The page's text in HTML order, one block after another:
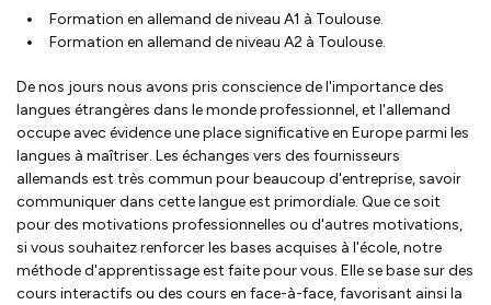
Formation en allemand de niveau A1 à Toulouse.
Formation en allemand de niveau A2 à Toulouse.
De nos jours nous avons pris conscience de l'importance des
langues étrangères dans le monde professionnel, et l'allemand
occupe avec évidence une place significative en Europe parmi les
langues à maîtriser. Les échanges vers des fournisseurs
allemands est très commun pour beaucoup d'entreprise, savoir
communiquer dans cette langue est primordiale. Que ce soit
pour des motivations professionnelles ou d'autres motivations,
si vous souhaitez renforcer les bases acquises à l'école, notre
méthode d'apprentissage est faite pour vous. Elle se base sur des
cours interactifs ou des cours en face-à-face, favorisant ainsi la